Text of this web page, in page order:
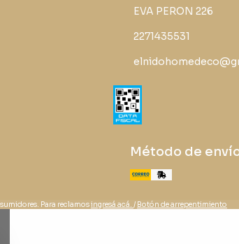
EVA PERON 226
2271435531
Método de
Para reclamosingresá acá. / Botón de arrepentimiento